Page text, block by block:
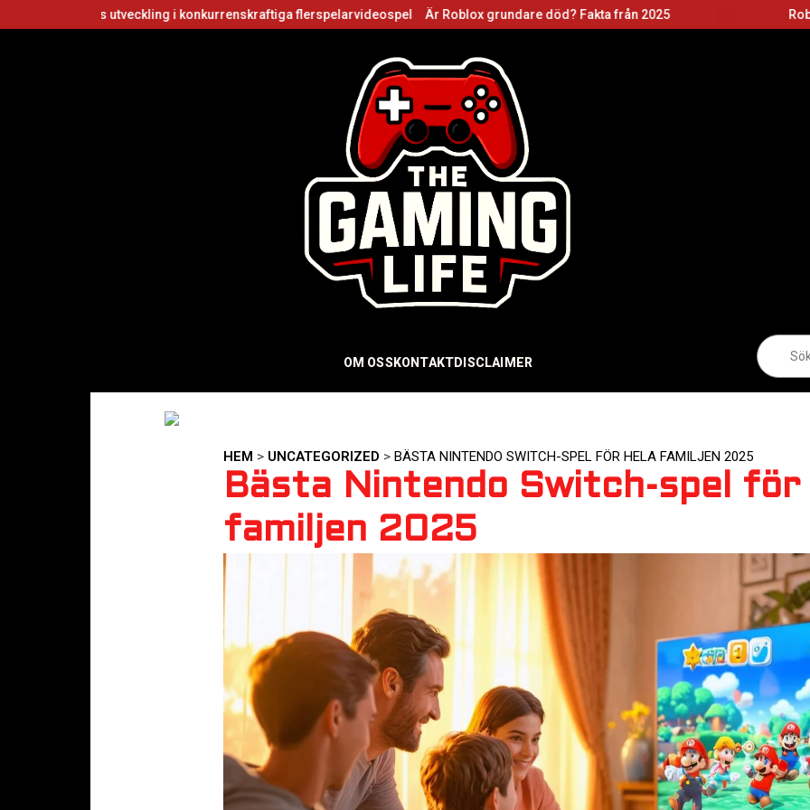
utveckling i konkurrenskraftiga flerspelarvideospel Är Roblox grundare död? Fakta från 2025 Roblox
OM OSS KONTAKTDISCLAIMER
HEM > UNCATEGORIZED > BÄSTA NINTENDO SWITCH-SPEL FÖR HELA FAMILJEN 2025
Bästa Nintendo Switch-spel för
familjen 2025